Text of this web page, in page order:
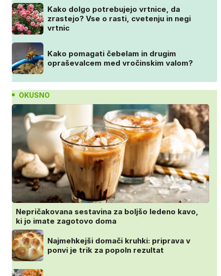
Kako dolgo potrebujejo vrtnice, da
zrastejo? Vse o rasti, cvetenju in negi
vrtnic
Kako pomagati čebelam in drugim
opraševalcem med vročinskim valom?
OKUSNO
Nepričakovana sestavina za boljšo ledeno kavo,
ki jo imate zagotovo doma
Najmehkejši domači kruhki: priprava v
ponvi je trik za popoln rezultat